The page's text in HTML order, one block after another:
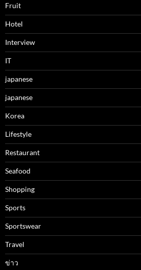
Fruit
Hotel
Interview
IT
japanese
japanese
Korea
Lifestyle
Restaurant
Seafood
Shopping
Sports
Sportswear
Travel
ข่าว